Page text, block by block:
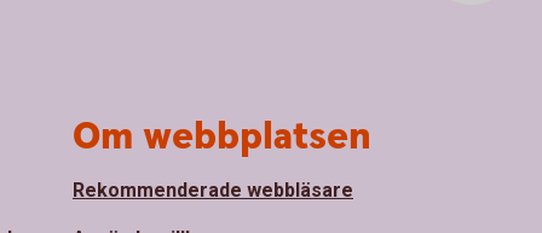
Om webbplatsen
Rekommenderade webbläsare